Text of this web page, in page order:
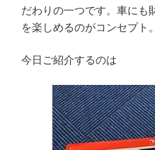
だわりの一つです。車にも
を楽しめるのがコンセプト。
今日ご紹介するのは